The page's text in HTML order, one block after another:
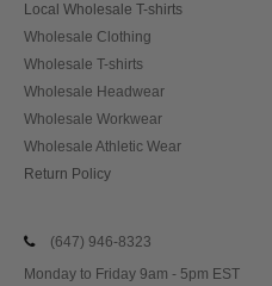
Local Wholesale T-shirts
Wholesale Clothing
Wholesale T-shirts
Wholesale Headwear
Wholesale Workwear
Wholesale Athletic Wear
Return Policy
(647) 946-8323
Monday to Friday 9am - 5pm EST